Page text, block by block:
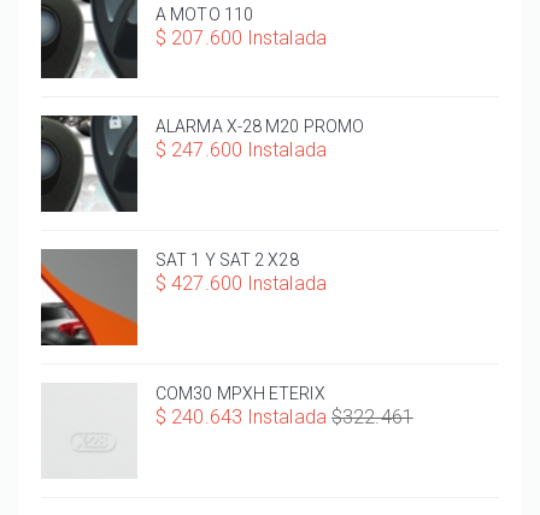
A MOTO 110
$ 207.600 Instalada
ALARMA X-28 M20 PROMO
$ 247.600 Instalada
SAT 1 Y SAT 2 X28
$ 427.600 Instalada
COM30 MPXH ETERIX
$ 240.643 Instalada $322.461